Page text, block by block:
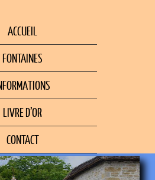
ACCUEIL
FONTAINES
LIVRE D’OR
CONTACT